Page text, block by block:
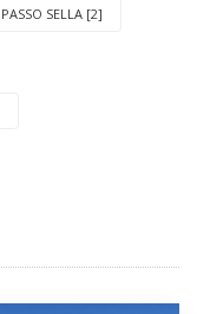
PASSO SELLA [2]